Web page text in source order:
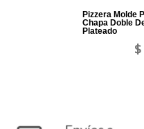
Pizzera Molde
Chapa Doble
Plateado